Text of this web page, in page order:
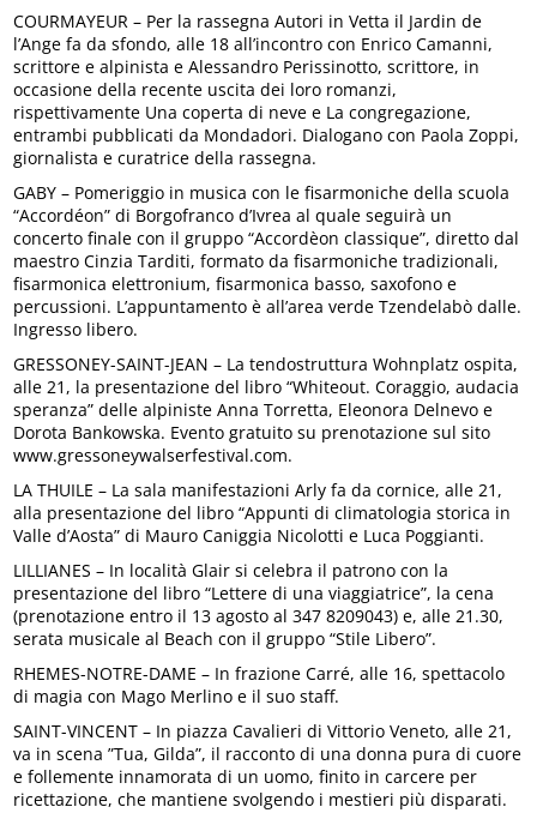
COURMAYEUR – Per la rassegna Autori in Vetta il Jardin de
l’Ange fa da sfondo, alle 18 all’incontro con Enrico Camanni,
scrittore e alpinista e Alessandro Perissinotto, scrittore, in
occasione della recente uscita dei loro romanzi,
rispettivamente Una coperta di neve e La congregazione,
entrambi pubblicati da Mondadori. Dialogano con Paola Zoppi,
giornalista e curatrice della rassegna.
GABY – Pomeriggio in musica con le fisarmoniche della scuola
“Accordéon” di Borgofranco d’Ivrea al quale seguirà un
concerto finale con il gruppo “Accordèon classique”, diretto dal
maestro Cinzia Tarditi, formato da fisarmoniche tradizionali,
fisarmonica elettronium, fisarmonica basso, saxofono e
percussioni. L’appuntamento è all’area verde Tzendelabò dalle.
Ingresso libero.
GRESSONEY-SAINT-JEAN – La tendostruttura Wohnplatz ospita,
alle 21, la presentazione del libro “Whiteout. Coraggio, audacia
speranza” delle alpiniste Anna Torretta, Eleonora Delnevo e
Dorota Bankowska. Evento gratuito su prenotazione sul sito
www.gressoneywalserfestival.com.
LA THUILE – La sala manifestazioni Arly fa da cornice, alle 21,
alla presentazione del libro “Appunti di climatologia storica in
Valle d’Aosta” di Mauro Caniggia Nicolotti e Luca Poggianti.
LILLIANES – In località Glair si celebra il patrono con la
presentazione del libro “Lettere di una viaggiatrice”, la cena
(prenotazione entro il 13 agosto al 347 8209043) e, alle 21.30,
serata musicale al Beach con il gruppo “Stile Libero”.
RHEMES-NOTRE-DAME – In frazione Carré, alle 16, spettacolo
di magia con Mago Merlino e il suo staff.
SAINT-VINCENT – In piazza Cavalieri di Vittorio Veneto, alle 21,
va in scena ”Tua, Gilda”, il racconto di una donna pura di cuore
e follemente innamorata di un uomo, finito in carcere per
ricettazione, che mantiene svolgendo i mestieri più disparati.